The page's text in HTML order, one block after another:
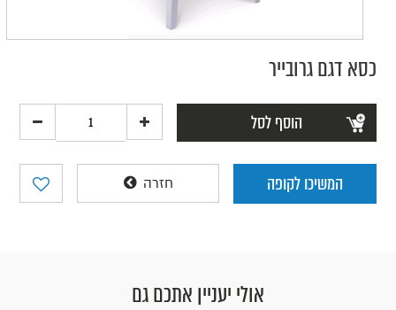
כסא דגם גרובייר
הוסף לסל
המשיכו לקופה חזרה
אולי יעניין אתכם גם